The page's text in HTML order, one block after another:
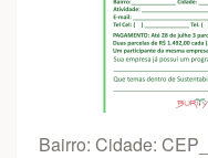
Bairro: Cidade: